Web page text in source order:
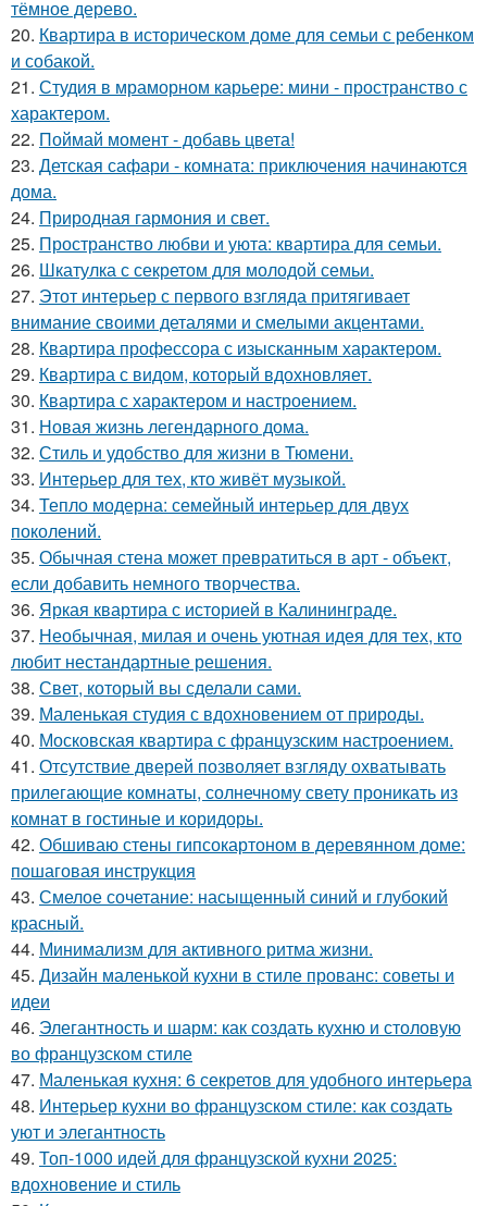
тёмное дерево.
20. Квартира в историческом доме для семьи с ребенком
и собакой.
21. Студия в мраморном карьере: мини - пространство с
характером.
22. Поймай момент - добавь цвета!
23. Детская сафари - комната: приключения начинаются
дома.
24. Природная гармония и свет.
25. Пространство любви и уюта: квартира для семьи.
26. Шкатулка с секретом для молодой семьи.
27. Этот интерьер с первого взгляда притягивает
внимание своими деталями и смелыми акцентами.
28. Квартира профессора с изысканным характером.
29. Квартира с видом, который вдохновляет.
30. Квартира с характером и настроением.
31. Новая жизнь легендарного дома.
32. Стиль и удобство для жизни в Тюмени.
33. Интерьер для тех, кто живёт музыкой.
34. Тепло модерна: семейный интерьер для двух
поколений.
35. Обычная стена может превратиться в арт - объект,
если добавить немного творчества.
36. Яркая квартира с историей в Калининграде.
37. Необычная, милая и очень уютная идея для тех, кто
любит нестандартные решения.
38. Свет, который вы сделали сами.
39. Маленькая студия с вдохновением от природы.
40. Московская квартира с французским настроением.
41. Отсутствие дверей позволяет взгляду охватывать
прилегающие комнаты, солнечному свету проникать из
комнат в гостиные и коридоры.
42. Обшиваю стены гипсокартоном в деревянном доме:
пошаговая инструкция
43. Смелое сочетание: насыщенный синий и глубокий
красный.
44. Минимализм для активного ритма жизни.
45. Дизайн маленькой кухни в стиле прованс: советы и
идеи
46. Элегантность и шарм: как создать кухню и столовую
во французском стиле
47. Маленькая кухня: 6 секретов для удобного интерьера
48. Интерьер кухни во французском стиле: как создать
уют и элегантность
49. Топ-1000 идей для французской кухни 2025:
вдохновение и стиль